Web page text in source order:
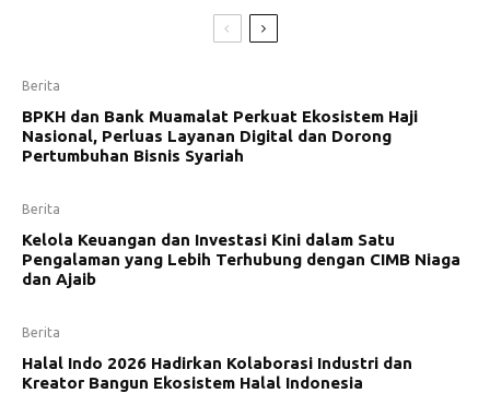
Berita
BPKH dan Bank Muamalat Perkuat Ekosistem Haji
Nasional, Perluas Layanan Digital dan Dorong
Pertumbuhan Bisnis Syariah
Berita
Kelola Keuangan dan Investasi Kini dalam Satu
Pengalaman yang Lebih Terhubung dengan CIMB Niaga
dan Ajaib
Berita
Halal Indo 2026 Hadirkan Kolaborasi Industri dan
Kreator Bangun Ekosistem Halal Indonesia